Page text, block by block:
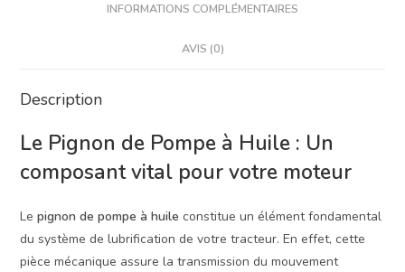
INFORMATIONS COMPLÉMENTAIRES
AVIS (0)
Description
Le Pignon de Pompe à Huile : Un
composant vital pour votre moteur
Lepignon de pompe à huile constitue un élément fondamental
du système de lubrification de votre tracteur. En effet, cette
pièce mécanique assure la transmission du mouvement